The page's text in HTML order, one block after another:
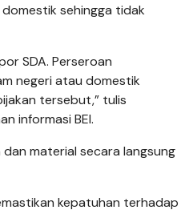
sehingga tidak
SDA. Perseroan
negeri atau domestik
tersebut,” tulis
informasi BEI.
material secara langsung
kepatuhan terhadap